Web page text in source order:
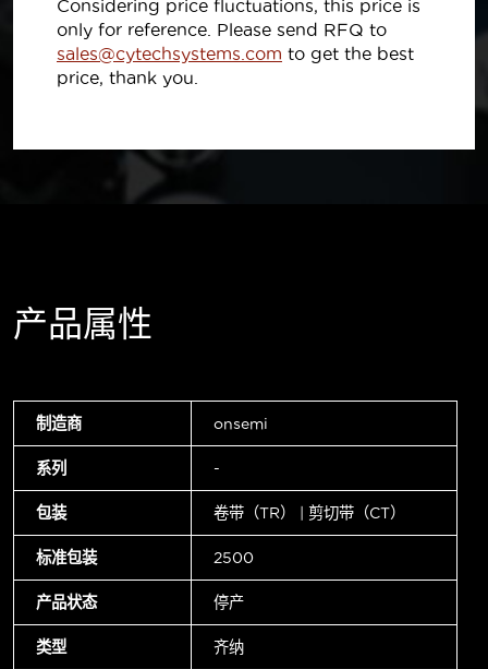
Considering price fluctuations, this price is
only for reference. Please send RFQ to
sales@cytechsystems.com to get the best
price, thank you.
产品属性
制造商 onsemi
系列 -
包装 卷带（TR） | 剪切带（CT）
标准包装 2500
产品状态 停产
类型 齐纳